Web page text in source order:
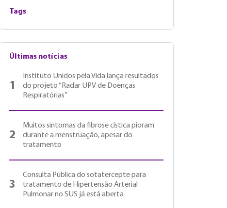
Tags
Últimas notícias
1
Instituto Unidos pela Vida lança resultados
do projeto “Radar UPV de Doenças
Respiratórias”
2
Muitos sintomas da fibrose cística pioram
durante a menstruação, apesar do
tratamento
3
Consulta Pública do sotatercepte para
tratamento de Hipertensão Arterial
Pulmonar no SUS já está aberta